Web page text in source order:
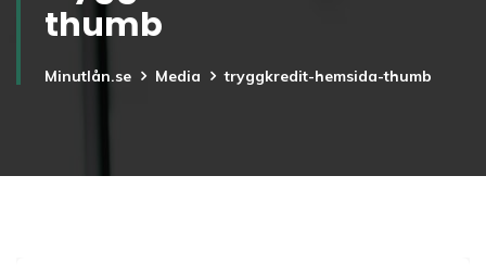
thumb
Minutlån.se Media tryggkredit-hemsida-thumb